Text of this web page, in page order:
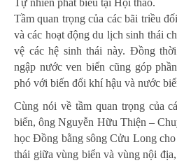
Tự nhiên phát biểu tại Hội thảo.
Tầm quan trọng của các bãi triều
và các hoạt động du lịch sinh thái
vệ các hệ sinh thái này. Đồng
ngập nước ven biển cũng góp
phó với biến đổi khí hậu và nước
Cùng nói về tầm quan trọng của
biển, ông Nguyễn Hữu Thiện –
học Đồng bằng sông Cửu Long
thái giữa vùng biển và vùng nội